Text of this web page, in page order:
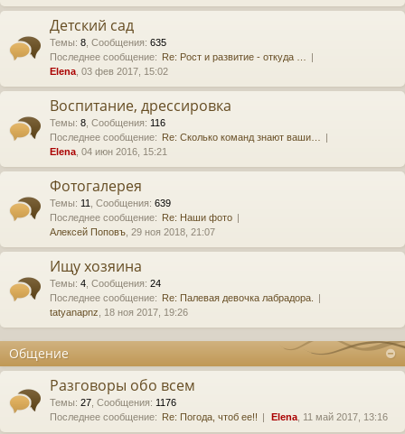
Детский сад
Темы: 8 Сообщения: 635
Последнее сообщение: Re: Рост и развитие - откуда …
Elena , 03 фев 2017, 15:02
Воспитание, дрессировка
Темы: 8 Сообщения: 116
Последнее сообщение: Re: Сколько команд знают ваши…
Elena , 04 июн 2016, 15:21
Фотогалерея
Темы: 11 Сообщения: 639
Последнее сообщение: Re: Наши фото
Алексей Поповъ , 29 ноя 2018, 21:07
Ищу хозяина
Темы: 4 Сообщения: 24
Последнее сообщение: Re: Палевая девочка лабрадора.
tatyanapnz , 18 ноя 2017, 19:26
Общение
Разговоры обо всем
Темы: 27 Сообщения: 1176
Последнее сообщение: Re: Погода, чтоб ее!! Elena , 11 май 2017, 13:16